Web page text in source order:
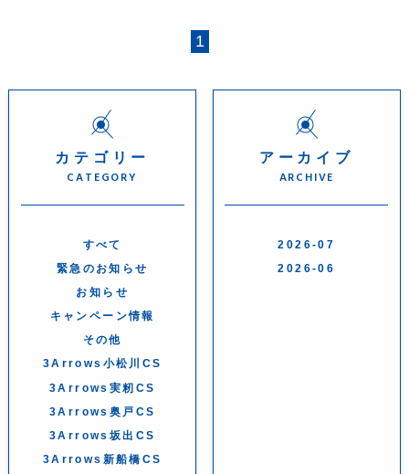
1
カテゴリー
CATEGORY
すべて
緊急のお知らせ
お知らせ
キャンペーン情報
その他
3Arrows小松川CS
3Arrows実籾CS
3Arrows奥戸CS
3Arrows坂出CS
3Arrows新船橋CS
アーカイブ
ARCHIVE
2026-07
2026-06